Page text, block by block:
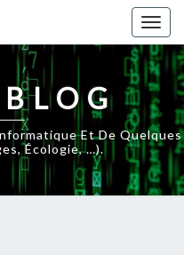
Et De Quelques
Écologie, …).